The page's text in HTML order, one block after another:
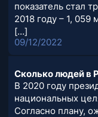
показатель стал
2018 году – 1, 059
[…]
09/12/2022
Сколько людей в
В 2020 году
национальных
Согласно плану,